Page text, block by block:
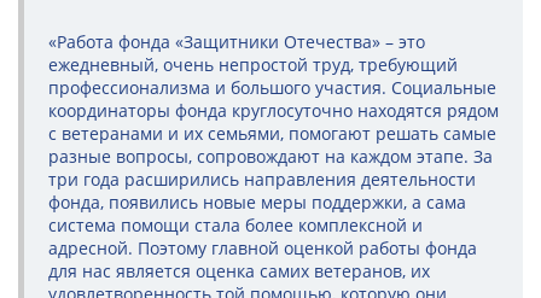
«Работа фонда «Защитники Отечества» – это
ежедневный, очень непростой труд, требующий
профессионализма и большого участия. Социальные
координаторы фонда круглосуточно находятся рядом
с ветеранами и их семьями, помогают решать самые
разные вопросы, сопровождают на каждом этапе. За
три года расширились направления деятельности
фонда, появились новые меры поддержки, а сама
система помощи стала более комплексной и
адресной. Поэтому главной оценкой работы фонда
для нас является оценка самих ветеранов, их